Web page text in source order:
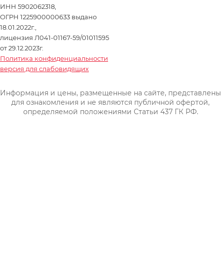
ИНН 5902062318,
ОГРН 1225900000633 выдано
18.01.2022г.,
лицензия Л041-01167-59/01011595
от 29.12.2023г.
Политика конфиденциальности
версия для слабовидящих
Информация и цены, размещенные на сайте, представлены
для ознакомления и не являются публичной офертой,
определяемой положениями Статьи 437 ГК РФ.